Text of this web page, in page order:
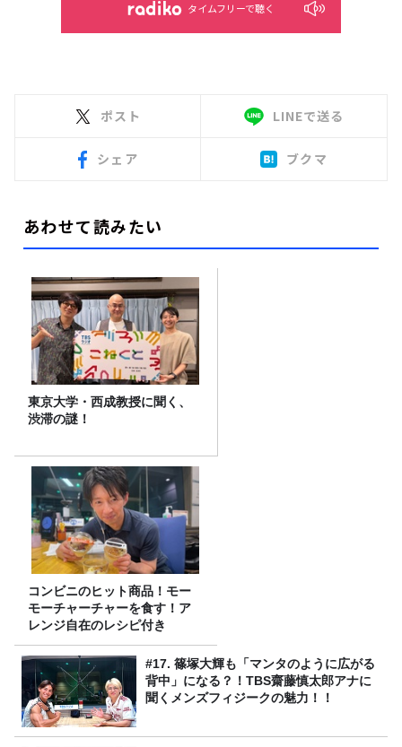
タイムフリーで聴く
ポスト LINEで送る
シェア ブクマ
あわせて読みたい
東京大学・西成教授に聞く、
渋滞の謎！
コンビニのヒット商品！モー
モーチャーチャーを食す！ア
レンジ自在のレシピ付き
#17. 篠塚大輝も「マンタのように広がる
背中」になる？！TBS齋藤慎太郎アナに
聞くメンズフィジークの魅力！！